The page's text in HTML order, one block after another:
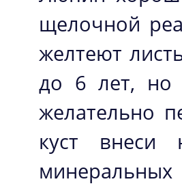
щелочной
желтеют
до 6 лет, но
желательно
куст внеси